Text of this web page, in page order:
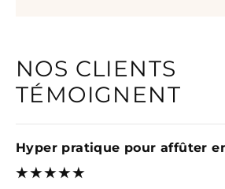
NOS CLIENTS
TÉMOIGNENT
Hyper pratique pour affûter